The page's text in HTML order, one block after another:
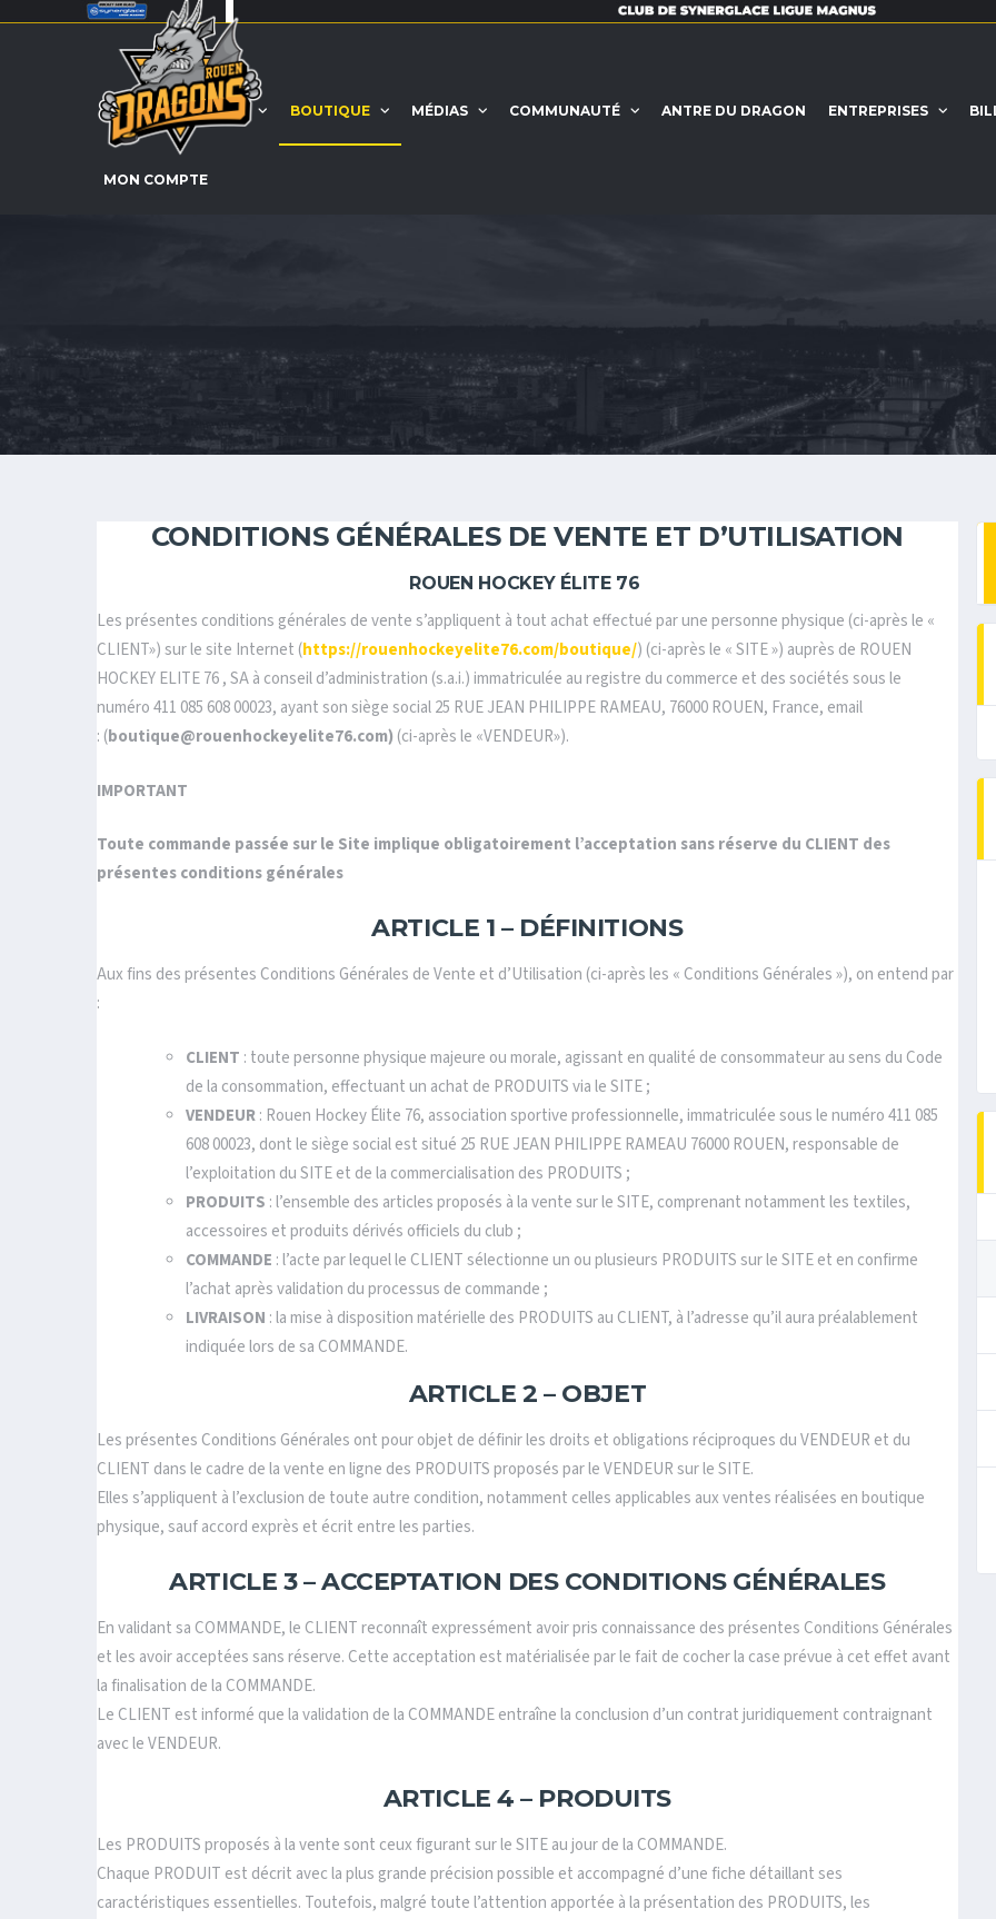
ACCUEIL EQUIPE BOUTIQUE MÉDIAS COMMUNAUTÉ ANTRE DU DRAGON ENTREPRISES
MON COMPTE
CONDITIONS GÉNÉRALES DE VENTE ET D’UTILISATION
ROUEN HOCKEY ÉLITE 76
Les présentes conditions générales de vente s’appliquent à tout achat effectué par une personne physique (ci-après le «
CLIENT») sur le site Internet (https://rouenhockeyelite76.com/boutique/) (ci-après le « SITE ») auprès de ROUEN
HOCKEY ELITE 76 , SA à conseil d’administration (s.a.i.) immatriculée au registre du commerce et des sociétés sous le
numéro 411 085 608 00023, ayant son siège social 25 RUE JEAN PHILIPPE RAMEAU, 76000 ROUEN, France, email
: (boutique@rouenhockeyelite76.com) (ci-après le «VENDEUR»).
IMPORTANT
Toute commande passée sur le Site implique obligatoirement l’acceptation sans réserve du CLIENT des
présentes conditions générales
ARTICLE 1 – DÉFINITIONS
Aux fins des présentes Conditions Générales de Vente et d’Utilisation (ci-après les « Conditions Générales »), on entend par
:
CLIENT : toute personne physique majeure ou morale, agissant en qualité de consommateur au sens du Code
de la consommation, effectuant un achat de PRODUITS via le SITE ;
VENDEUR: Rouen Hockey Élite 76, association sportive professionnelle, immatriculée sous le numéro 411 085
608 00023, dont le siège social est situé 25 RUE JEAN PHILIPPE RAMEAU 76000 ROUEN, responsable de
l’exploitation du SITE et de la commercialisation des PRODUITS ;
PRODUITS : l’ensemble des articles proposés à la vente sur le SITE, comprenant notamment les textiles,
accessoires et produits dérivés officiels du club ;
COMMANDE : l’acte par lequel le CLIENT sélectionne un ou plusieurs PRODUITS sur le SITE et en confirme
l’achat après validation du processus de commande ;
LIVRAISON : la mise à disposition matérielle des PRODUITS au CLIENT, à l’adresse qu’il aura préalablement
indiquée lors de sa COMMANDE.
ARTICLE 2 – OBJET
Les présentes Conditions Générales ont pour objet de définir les droits et obligations réciproques du VENDEUR et du
CLIENT dans le cadre de la vente en ligne des PRODUITS proposés par le VENDEUR sur le SITE.
Elles s’appliquent à l’exclusion de toute autre condition, notamment celles applicables aux ventes réalisées en boutique
physique, sauf accord exprès et écrit entre les parties.
ARTICLE 3 – ACCEPTATION DES CONDITIONS GÉNÉRALES
En validant sa COMMANDE, le CLIENT reconnaît expressément avoir pris connaissance des présentes Conditions Générales
et les avoir acceptées sans réserve. Cette acceptation est matérialisée par le fait de cocher la case prévue à cet effet avant
la finalisation de la COMMANDE.
Le CLIENT est informé que la validation de la COMMANDE entraîne la conclusion d’un contrat juridiquement contraignant
avec le VENDEUR.
ARTICLE 4 – PRODUITS
Les PRODUITS proposés à la vente sont ceux figurant sur le SITE au jour de la COMMANDE.
Chaque PRODUIT est décrit avec la plus grande précision possible et accompagné d’une fiche détaillant ses
caractéristiques essentielles. Toutefois, malgré toute l’attention apportée à la présentation des PRODUITS, les